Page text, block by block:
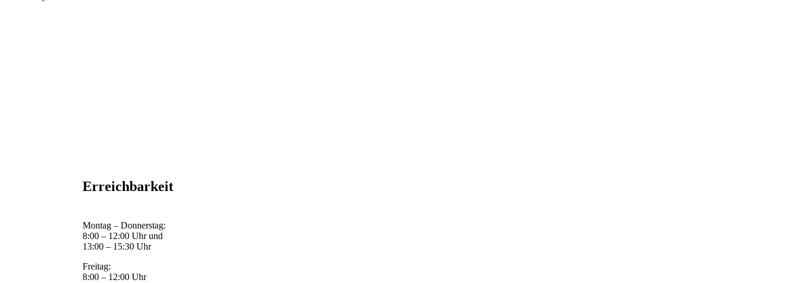
Erreichbarkeit
Montag – Donnerstag:
8:00 – 12:00 Uhr und
13:00 – 15:30 Uhr
Freitag:
8:00 – 12:00 Uhr